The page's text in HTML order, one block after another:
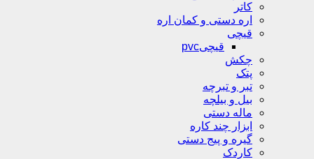
کاتر
اره دستی و کمان اره
قیچی
قیچیpvc
چکش
پتک
تبر و تبرچه
بیل و بیلچه
ماله دستی
ابزار چند کاره
گیره و پیج دستی
کاردک